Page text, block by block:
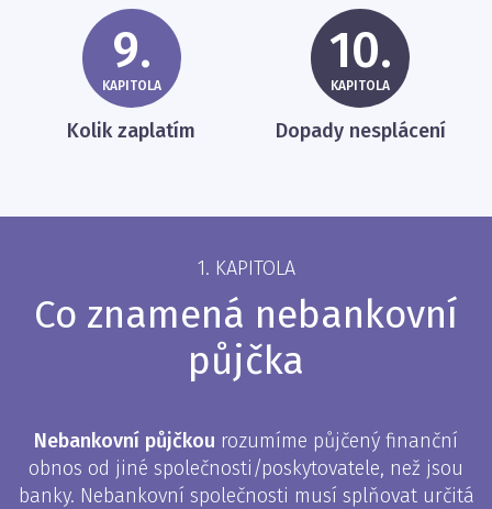
9.
KAPITOLA
Kolik zaplatím
10.
KAPITOLA
Dopady nesplácení
1. KAPITOLA
Co znamená nebankovní
půjčka
Nebankovní půjčkou rozumíme půjčený finanční
obnos od jiné společnosti/poskytovatele, než jsou
banky. Nebankovní společnosti musí splňovat určitá